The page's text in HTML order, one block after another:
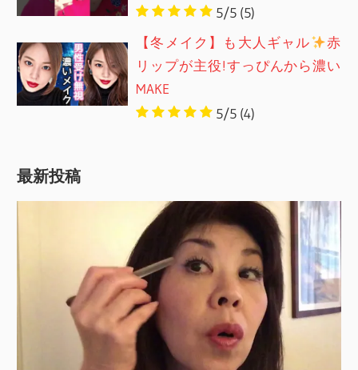
5/5 (5)
【冬メイク】も大人ギャル
赤
リップが主役!すっぴんから濃い
MAKE
5/5 (4)
最新投稿